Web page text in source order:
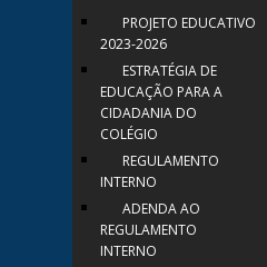
PROJETO EDUCATIVO
2023-2026
ESTRATÉGIA DE
EDUCAÇÃO PARA A
CIDADANIA DO
COLÉGIO
REGULAMENTO
INTERNO
ADENDA AO
REGULAMENTO
INTERNO